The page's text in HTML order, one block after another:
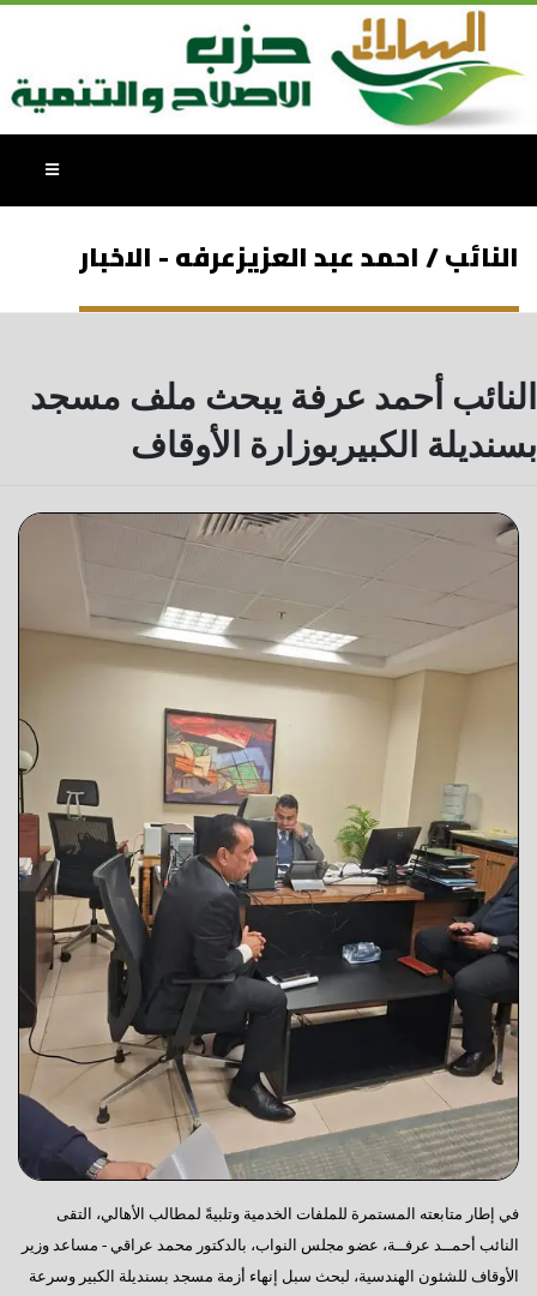
النائب / احمد عبد العزيزعرفه - الاخبار
النائب أحمد عرفة يبحث ملف مسجد
بسنديلة الكبيربوزارة الأوقاف
في إطار متابعته المستمرة للملفات الخدمية وتلبيةً لمطالب الأهالي، التقى
النائب أحمــد عرفــة، عضو مجلس النواب، بالدكتور محمد عراقي - مساعد وزير
الأوقاف للشئون الهندسية، لبحث سبل إنهاء أزمة مسجد بسنديلة الكبير وسرعة